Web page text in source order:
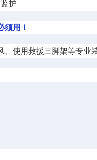
护
须用！
、使用救援三脚架等专业